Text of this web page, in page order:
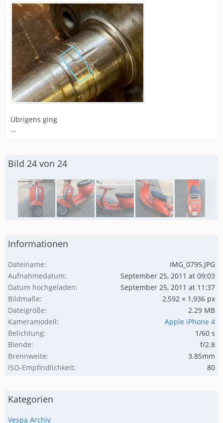
Übrigens ging
…
Bild 24 von 24
Informationen
Dateiname
IMG_0795.JPG
Aufnahmedatum
September 25, 2011 at 09:03
Datum hochgeladen
September 25, 2011 at 11:37
Bildmaße
2,592 × 1,936 px
Dateigröße
2.29 MB
Kameramodell
Apple iPhone 4
Belichtung
1/60 s
Blende
f/2.8
Brennweite
3.85mm
ISO-Empfindlichkeit
80
Kategorien
Vespa Archiv